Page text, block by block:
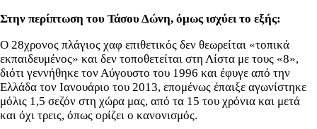
Στην περίπτωση του Τάσου Δώνη, όμως ισχύει το εξής:
Ο 28χρονος πλάγιος χαφ επιθετικός δεν θεωρείται «τοπικά
εκπαιδευμένος» και δεν τοποθετείται στη Λίστα με τους «8»,
διότι γεννήθηκε τον Αύγουστο του 1996 και έφυγε από την
Ελλάδα τον Ιανουάριο του 2013, επομένως έπαιξε αγωνίστηκε
μόλις 1,5 σεζόν στη χώρα μας, από τα 15 του χρόνια και μετά
και όχι τρεις, όπως ορίζει ο κανονισμός.